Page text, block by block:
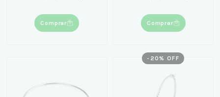
Comprar Comprar
- 20 % OFF